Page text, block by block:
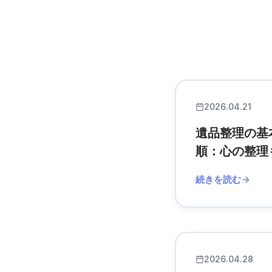
2026.04.21
遺品整理の
順：心の整
続きを読む
2026.04.28